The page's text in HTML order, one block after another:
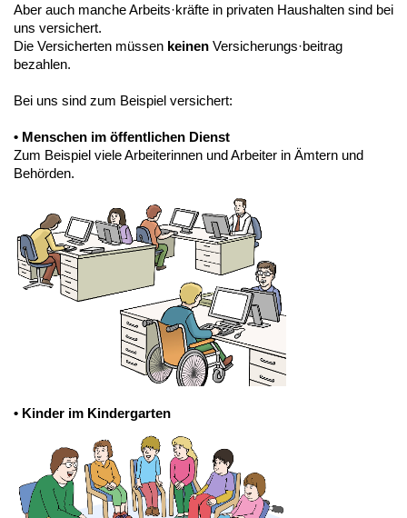
Aber auch manche Arbeits·kräfte in privaten Haushalten sind bei
uns versichert.
Die Versicherten müssen keinen Versicherungs·beitrag
bezahlen.
Bei uns sind zum Beispiel versichert:
• Menschen im öffentlichen Dienst
Zum Beispiel viele Arbeiterinnen und Arbeiter in Ämtern und
Behörden.
• Kinder im Kindergarten